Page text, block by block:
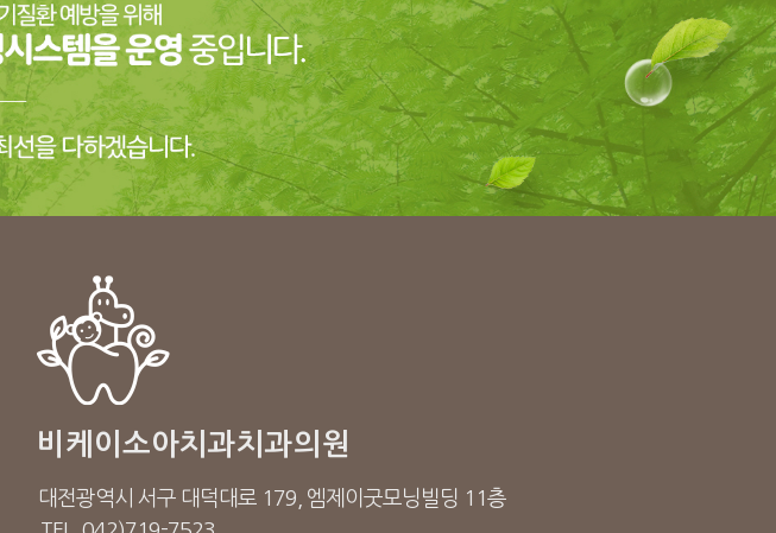
비케이소아치과치과의원
대전광역시 서구 대덕대로 179, 엠제이굿모닝빌딩 11층